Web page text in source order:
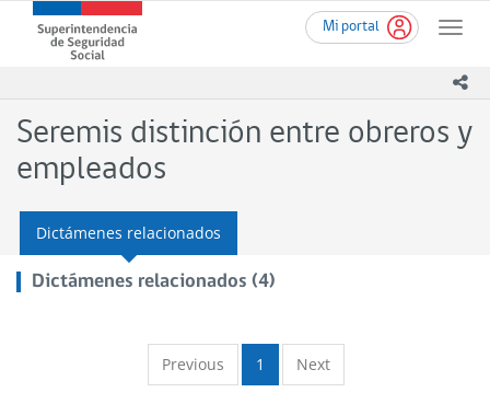
contenido
Mi portal
Toggle
Superintendencia
de
(SUSESO)
-
Gobierno
de
Seremis distinción entre obreros y
empleados
Dictámenes relacionados
Dictámenes relacionados (4)
Previous 1 Next